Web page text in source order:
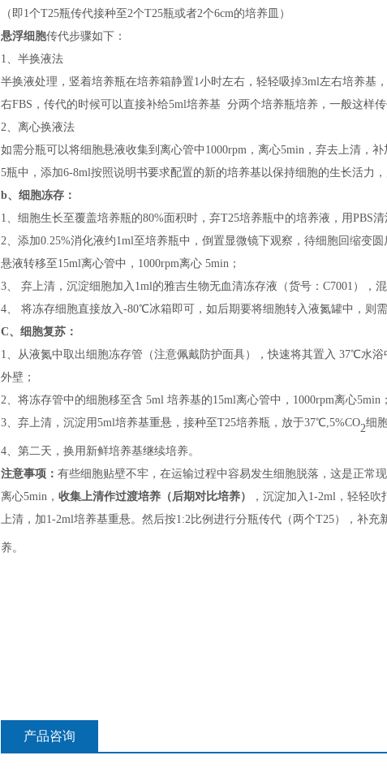
（即1个T25瓶传代接种至2个T25瓶或者2个6cm的培养皿）
悬浮细胞传代步骤如下：
1、半换液法
半换液处理，竖着培养瓶在培养箱静置1小时左右，轻轻吸掉3ml左右培养基
右FBS，传代的时候可以直接补给5ml培养基 分两个培养瓶培养，一般这样
2、离心换液法
如需分瓶可以将细胞悬液收集到离心管中 1000rpm，离心5min，弃去上清，
5瓶中，添加6-8ml按照说明书要求配置的新的培养基以保持细胞的生长活力
b、 细胞冻存：
1、细胞生长至覆盖培养瓶的80%面积时，弃T25培养瓶中的培养液，用PBS清
2、添加0.25%消化液约1ml至培养瓶中，倒置显微镜下观察，待细胞回缩变
悬液转移至15ml离心管中，1000rpm离心 5min；
3、 弃上清，沉淀细胞加入1ml的雅吉生物无血清冻存液（货号： C7001），
4、 将冻存细胞直接放入-80℃冰箱即可，如后期要将细胞转入液氮罐中， 则
C、 细胞复苏：
1、 从液氮中取出细胞冻存管（注意佩戴防护面具），快速将其置入 37℃水浴
外壁；
2、 将冻存管中的细胞移至含 5ml 培养基的15ml离心管中，1000rpm离心5min；
3、 弃上清，沉淀用5ml培养基重悬，接种至T25培养瓶， 放于37℃,5%CO2细
4、 第二天，换用新鲜培养基继续培养。
注意事项： 有些细胞贴壁不牢，在运输过程中容易发生细胞脱落，这是正常
离心5min， 收集上清作过渡培养 （后期对比培养） ，沉淀加入 1-2ml，轻轻吹
上清，加1-2ml培养基重悬。然后按1:2比例进行分瓶传代（两个T25），补
养。
产品咨询